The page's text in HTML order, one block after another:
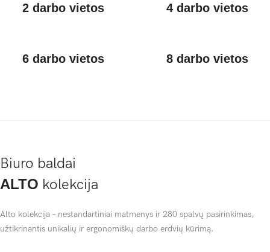
2 darbo vietos 4 darbo vietos
6 darbo vietos 8 darbo vietos
Biuro baldai
ALTO kolekcija
Alto kolekcija – nestandartiniai matmenys ir 280 spalvų pasirinkimas,
užtikrinantis unikalių ir ergonomiškų darbo erdvių kūrimą.